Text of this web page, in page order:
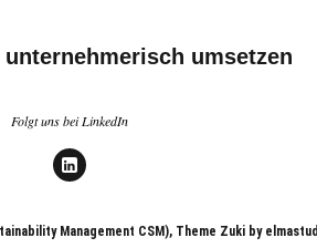
umsetzen
Folgt uns bei LinkedIn
Management CSM), Theme Zuki by